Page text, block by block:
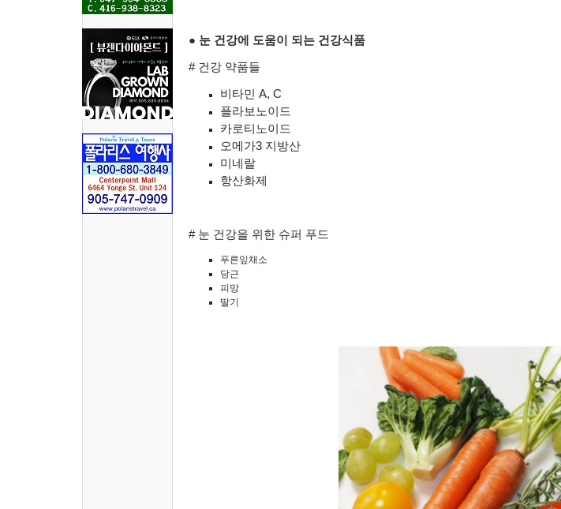
● 눈 건강에 도움이 되는 건강식품
# 건강 약품들
비타민 A, C
플라보노이드
카로티노이드
오메가3 지방산
미네랄
항산화제
# 눈 건강을 위한 슈퍼 푸드
푸른잎채소
당근
피망
딸기